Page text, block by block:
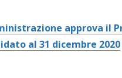
approva il
al 31 dicembre 2020